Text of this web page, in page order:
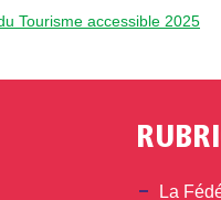
Tourisme accessible 2025
La